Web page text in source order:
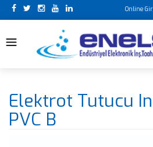
Online
Elektrot Tutucu
PVC B
Previous